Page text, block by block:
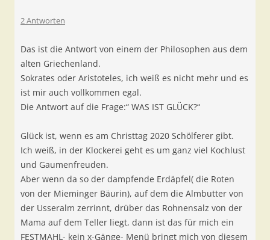
2 Antworten
Das ist die Antwort von einem der Philosophen aus dem
alten Griechenland.
Sokrates oder Aristoteles, ich weiß es nicht mehr und es
ist mir auch vollkommen egal.
Die Antwort auf die Frage:“ WAS IST GLÜCK?“
Glück ist, wenn es am Christtag 2020 Schölferer gibt.
Ich weiß, in der Klockerei geht es um ganz viel Kochlust
und Gaumenfreuden.
Aber wenn da so der dampfende Erdäpfel( die Roten
von der Mieminger Bäurin), auf dem die Almbutter von
der Usseralm zerrinnt, drüber das Rohnensalz von der
Mama auf dem Teller liegt, dann ist das für mich ein
FESTMAHL- kein x-Gänge- Menü bringt mich von diesem